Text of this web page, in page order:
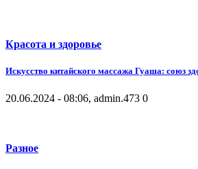
Красота и здоровье
Искусство китайского массажа Гуаша: союз
20.06.2024 - 08:06, admin.473 0
Разное